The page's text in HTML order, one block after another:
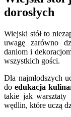
dorosłych
Wiejski stół to
uwagę zarówno
daniom i
wszystkich gości.
Dla najmłodszych
doedukacja
takie jak warsztaty
wędlin, które uczą